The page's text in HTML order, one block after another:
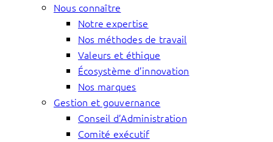
Nous connaître
Notre expertise
Nos méthodes de travail
Valeurs et éthique
Écosystème d’innovation
Nos marques
Gestion et gouvernance
Conseil d’Administration
Comité exécutif